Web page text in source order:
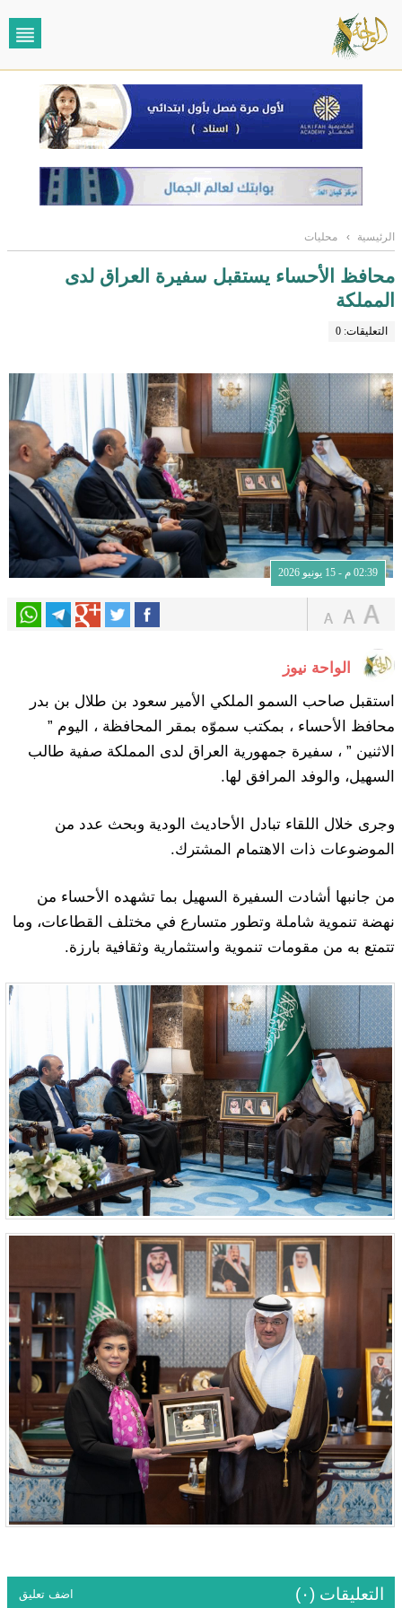
الرئيسية › محليات
محافظ الأحساء يستقبل سفيرة العراق لدى
المملكة
التعليقات: 0
02:39 م - 15 يونيو 2026
الواحة نيوز
استقبل صاحب السمو الملكي الأمير سعود بن طلال بن بدر
محافظ الأحساء ، بمكتب سموّه بمقر المحافظة ، اليوم ”
الاثنين ” ، سفيرة جمهورية العراق لدى المملكة صفية طالب
السهيل، والوفد المرافق لها.
وجرى خلال اللقاء تبادل الأحاديث الودية وبحث عدد من
الموضوعات ذات الاهتمام المشترك.
من جانبها أشادت السفيرة السهيل بما تشهده الأحساء من
نهضة تنموية شاملة وتطور متسارع في مختلف القطاعات، وما
تتمتع به من مقومات تنموية واستثمارية وثقافية بارزة.
التعليقات (٠) اضف تعليق